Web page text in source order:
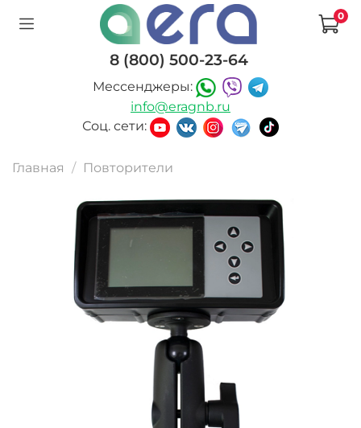
0
8 (800) 500-23-64
Мессенджеры:
info@eragnb.ru
Соц. сети:
Главная Повторители